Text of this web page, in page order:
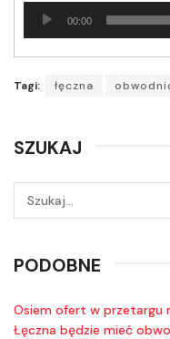
Odtwarzacz
plików
00:00
Tagi: łęczna
SZUKAJ
PODOBNE
Osiem ofert w przetargu
Łęczna będzie mieć